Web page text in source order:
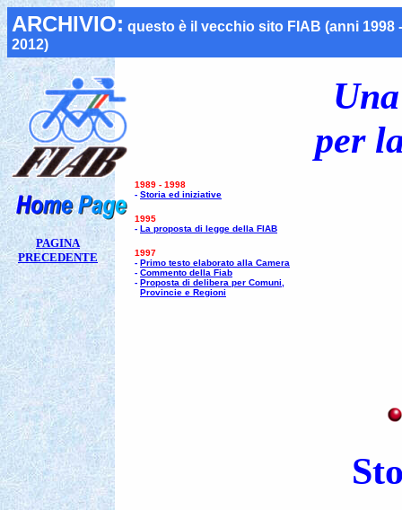
ARCHIVIO: questo è il vecchio sito FIAB (anni 1998 -
2012)
PAGINA
PRECEDENTE
per
1989 - 1998
- Storia ed iniziative
1995
- La proposta di legge della FIAB
1997
- Primo testo elaborato alla Camera
- Commento della Fiab
- Proposta di delibera per Comuni,
Provincie e Regioni